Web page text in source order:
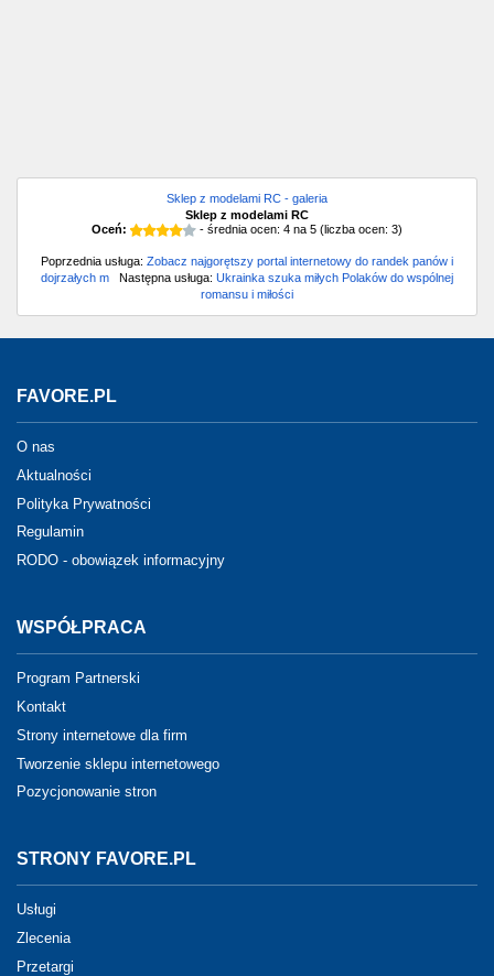
Sklep z modelami RC - galeria
Sklep z modelami RC
Oceń:
- średnia ocen: 4 na 5 (liczba ocen: 3)
Poprzednia usługa: Zobacz najgorętszy portal internetowy do randek panów i
dojrzałych m Następna usługa: Ukrainka szuka miłych Polaków do wspólnej
romansu i miłości
FAVORE.PL
O nas
Aktualności
Polityka Prywatności
Regulamin
RODO - obowiązek informacyjny
WSPÓŁPRACA
Program Partnerski
Kontakt
Strony internetowe dla firm
Tworzenie sklepu internetowego
Pozycjonowanie stron
STRONY FAVORE.PL
Usługi
Zlecenia
Przetargi